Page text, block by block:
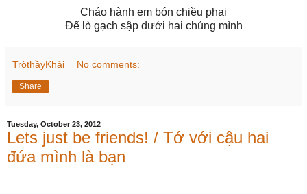
Cháo hành em bón chiều phai
Để lò gạch sập dưới hai chúng mình
TròthầyKhải No comments:
Share
Tuesday, October 23, 2012
Lets just be friends! / Tớ với cậu hai
đứa mình là bạn